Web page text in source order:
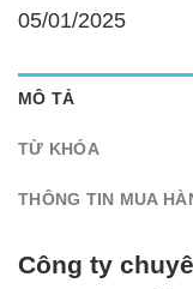
05/01/2025
MÔ TẢ
TỪ KHÓA
THÔNG TIN MUA
Công ty